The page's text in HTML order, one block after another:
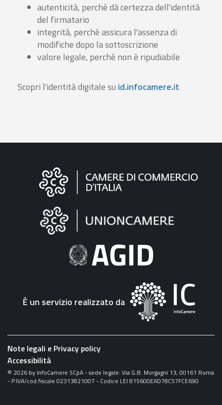
autenticità, perchè dà certezza dell'identità
del firmatario
integrità, perchè assicura l'assenza di
modifiche dopo la sottoscrizione
valore legale, perchè non è ripudiabile
Scopri l'identità digitale su id.infocamere.it
Informazioni
"Fattura
Elettronica"
È un servizio realizzato da
Note legali e Privacy policy
Accessibilità
© 2026 by InfoCamere SCpA - sede legale: Via G.B. Morgagni 13, 00161 Roma
- P.IVA/cod.fiscale 02313821007 - Codice LEI 815600EAD78C57FCE690